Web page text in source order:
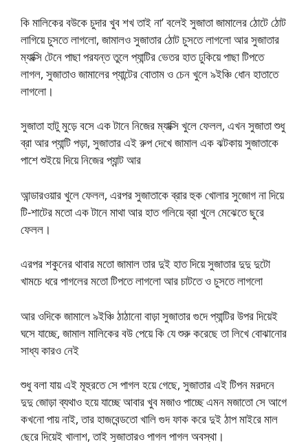
কি মালিকের বউকে চুদার খুব শখ তাই না’ বলেই সুজাতা জামালের ঠোটে ঠোট
লাগিয়ে চুসতে লাগলো, জামালও সুজাতার ঠোট চুসতে লাগলো আর সুজাতার
ম্যাক্সি টেনে পাছা পরযন্ত তুলে প্যান্টির ভেতর হাত ঢুকিয়ে পাছা টিপতে
লাগল, সুজাতাও জামালের প্যান্টের বোতাম ও চেন খুলে ৯ইঞ্চি ধোন হাতাতে
লাগলো।
সুজাতা হাটু মুড়ে বসে এক টানে নিজের ম্যাক্সি খুলে ফেলল, এখন সুজাতা শুধু
ব্রা আর প্যান্টি পড়া, সুজাতার এই রুপ দেখে জামাল এক ঝটকায় সুজাতাকে
পাশে শুইয়ে দিয়ে নিজের প্যান্ট আর
আন্ডারওয়ার খুলে ফেলল, এরপর সুজাতাকে ব্রার হুক খোলার সুজোগ না দিয়ে
টি-শাটের মতো এক টানে মাথা আর হাত গলিয়ে ব্রা খুলে মেঝেতে ছুরে
ফেলল।
এরপর শকুনের থাবার মতো জামাল তার দুই হাত দিয়ে সুজাতার দুদু দুটো
খামচে ধরে পাগলের মতো টিপতে লাগলো আর চাটতে ও চুসতে লাগলো
আর ওদিকে জামালে ৯ইঞ্চি ঠাঠানো বাড়া সুজাতার গুদে প্যান্টির উপর দিয়েই
ঘসে যাচ্ছে, জামাল মালিকের বউ পেয়ে কি যে শুরু করেছে তা লিখে বোঝানোর
সাধ্য কারও নেই
শুধু বলা যায় এই মূহুরতে সে পাগল হয়ে গেছে, সুজাতার এই টিপন মরদনে
দুদু জোড়া ব্যথাও হয়ে যাচ্ছে আবার খুব মজাও পাচ্ছে এমন মজাতো সে আগে
কখনো পায় নাই, তার হাজবেন্ডতো খালি গুদ ফাক করে দুই ঠাপ মাইরে মাল
ছেরে দিয়েই খালাশ, তাই সুজাতারও পাগল পাগল অবস্থা।